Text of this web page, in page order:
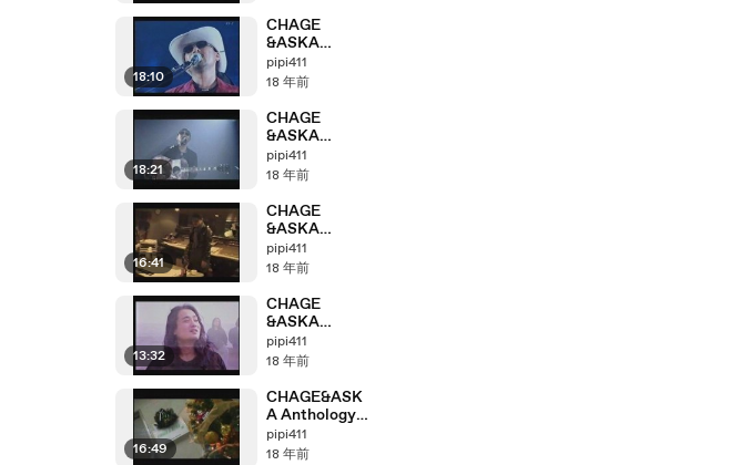
18:10
CHAGE
&ASKA
Anthology
「1999＞2000」
pipi411
18 年前
18:21
CHAGE
&ASKA
Anthology
「1999＞2000」
pipi411
18 年前
16:41
CHAGE
&ASKA
Anthology
「1999＞2000」
pipi411
18 年前
13:32
CHAGE
&ASKA
Anthology「19
97＞1998」
pipi411
18 年前
16:49
CHAGE&ASK
A Anthology
「2003＞2004」
part8_5
pipi411
18 年前